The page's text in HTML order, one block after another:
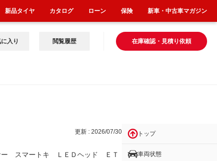
在庫確認・見積り依頼
入り 閲覧履歴
更新 : 2026/07/30
スマートキ ＬＥＤヘッド ＥＴ
トップ
車両状態
新品タイヤ カタログ ローン 保険 新車・中古車マガジン